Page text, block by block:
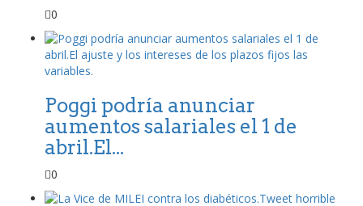
0
Poggi podría anunciar
aumentos salariales el 1 de
abril.El...
0